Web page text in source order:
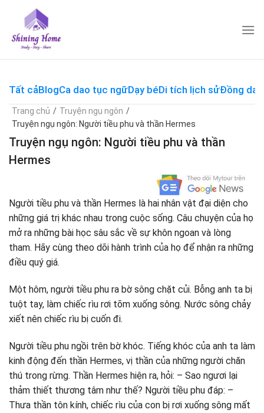
content
Tất cảBlogCa dao tục ngữDạy béDi tích lịch sửĐồng dao
Trang chủ / Truyện ngụ ngôn /
Truyện ngụ ngôn: Người tiều phu và thần Hermes
Truyện ngụ ngôn: Người tiều phu và thần
Hermes
Người tiều phu và thần Hermes là hai nhân vật đại diện cho
những giá trị khác nhau trong cuộc sống. Câu chuyện của họ
mở ra những bài học sâu sắc về sự khôn ngoan và lòng
tham. Hãy cùng theo dõi hành trình của họ để nhận ra những
điều quý giá.
Một hôm, người tiều phu ra bờ sông chặt củi. Bỗng anh ta bị
tuột tay, làm chiếc rìu rơi tõm xuống sông. Nước sông chảy
xiết nên chiếc rìu bị cuốn đi.
Người tiều phu ngồi trên bờ khóc. Tiếng khóc của anh ta làm
kinh động đến thần Hermes, vị thần của những người chăn
thú trong rừng. Thần Hermes hiện ra, hỏi: – Sao ngươi lại
thảm thiết thương tâm như thế? Người tiều phu đáp: –
Thưa thần tôn kính, chiếc rìu của con bị rơi xuống sông mất